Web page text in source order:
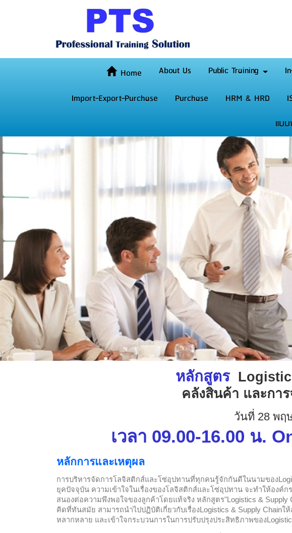
Home About Us Public Training
Import-Export-Purchase
Purchase HRM & HRD
แบ
หลักสูตร
คลังสินค้า และกา
วันที่ 28 พฤ
เวลา 09.00-16.00 น.
หลักการและเหตุผล
การบริหารจัดการโลจิสติกส์และโซ่อุปทานที่ทุกคนรู้จักกันดีในนามของ
ยุคปัจจุบัน ความเข้าใจในเรื่องของโลจิสติกส์และโซ่อุปทาน จะทำให้อง
สนองต่อความพึงพอใจของลูกค้าโดยแท้จริง หลักสูตร"Logistics & Supply
คิดที่ทันสมัย สามารถนำไปปฏิบัติเกี่ยวกับเรื่องLogistics & Supply Chainใ
หลากหลาย และเข้าใจกระบวนการในการปรับปรุงประสิทธิภาพของ